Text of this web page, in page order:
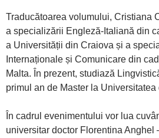
Traducătoarea volumului, Cristiana
a specializării Engleză-Italiană din
a Universității din Craiova și a
Internaționale și Comunicare din
Malta. În prezent, studiază
primul an de Master la Universitatea
În cadrul evenimentului vor lua
universitar doctor Florentina Anghel